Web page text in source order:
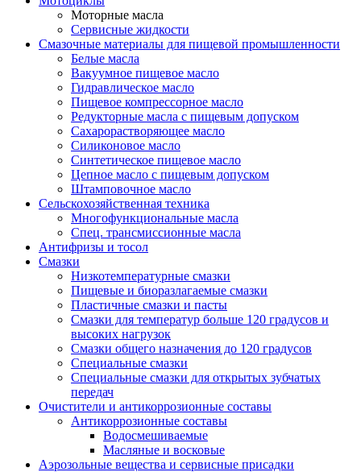
Моторные масла
Сервисные жидкости
Смазочные материалы для пищевой промышленности
Белые масла
Вакуумное пищевое масло
Гидравлическое масло
Пищевое компрессорное масло
Редукторные масла с пищевым допуском
Сахарорастворяющее масло
Силиконовое масло
Синтетическое пищевое масло
Цепное масло с пищевым допуском
Штамповочное масло
Сельскохозяйственная техника
Многофункциональные масла
Спец. трансмиссионные масла
Антифризы и тосол
Смазки
Низкотемпературные смазки
Пищевые и биоразлагаемые смазки
Пластичные смазки и пасты
Смазки для температур больше 120 градусов и
высоких нагрузок
Смазки общего назначения до 120 градусов
Специальные смазки
Специальные смазки для открытых зубчатых
передач
Очистители и антикоррозионные составы
Антикоррозионные составы
Водосмешиваемые
Масляные и восковые
Аэрозольные вещества и сервисные присадки